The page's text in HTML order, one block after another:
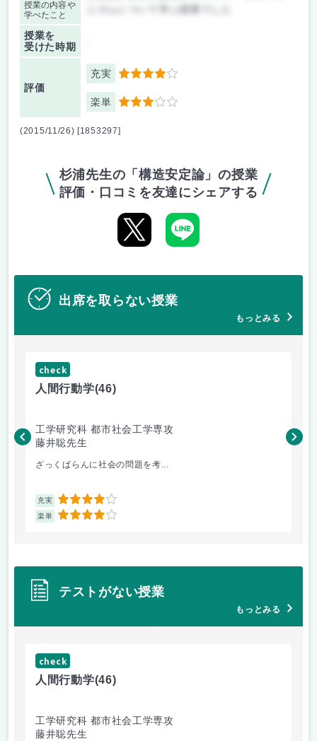
授業の内容や
学べたこと
授業を
受けた時期
評価
充実 4
楽単 3
(2015/11/26) [1853297]
杉浦先生の「構造安定論」の授業
評価・口コミを友達にシェアする
出席を取らない授業
もっとみる
check
人間行動学(46)
工学研究科 都市社会工学専攻
藤井聡先生
ざっくばらんに社会の問題を考...
充実 4
楽単 4
藤
テストがない授業
もっとみる
check
人間行動学(46)
工学研究科 都市社会工学専攻
藤井聡先生